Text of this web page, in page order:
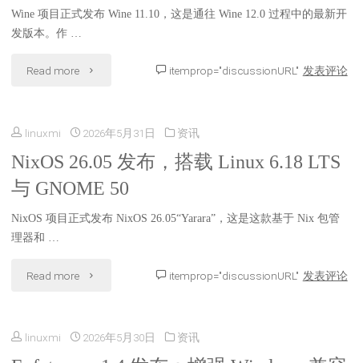
与
22.1"
软
件
支
增
虚
Wine 项目正式发布 Wine 11.10，这是通往 Wine 12.0 过程中的最新开
发版本。作 …
Read more "Wine
发
布：
VKD3D
itemprop="discussionURL" 发表评论
linuxmi 2026年5月31日 资讯
NixOS 26.05 发布，搭载 Linux 6.18 LTS
与 GNOME 50
NixOS 项目正式发布 NixOS 26.05“Yarara”，这是这款基于 Nix 包管
理器和 …
Read more "NixOS
发
itemprop="discussionURL" 发表评论
linuxmi 2026年5月30日 资讯